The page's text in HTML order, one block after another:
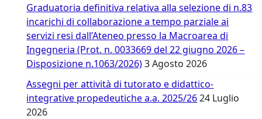
Graduatoria definitiva relativa alla selezione di n.83
incarichi di collaborazione a tempo parziale ai
servizi resi dall’Ateneo presso la Macroarea di
Ingegneria (Prot. n. 0033669 del 22 giugno 2026 –
Disposizione n.1063/2026) 3 Agosto 2026
Assegni per attività di tutorato e didattico-
integrative propedeutiche a.a. 2025/26 24 Luglio
2026